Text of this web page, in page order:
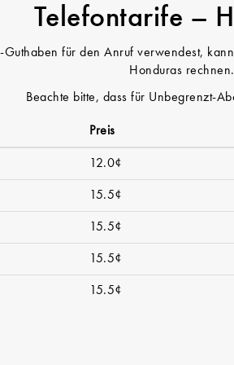
Telefontarife –
für den Anruf verwendest,
Honduras rechnen.
Beachte bitte, dass für Unbegrenzt-
Preis
12.0¢
15.5¢
15.5¢
15.5¢
15.5¢